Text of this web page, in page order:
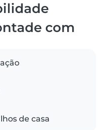
com
de casa